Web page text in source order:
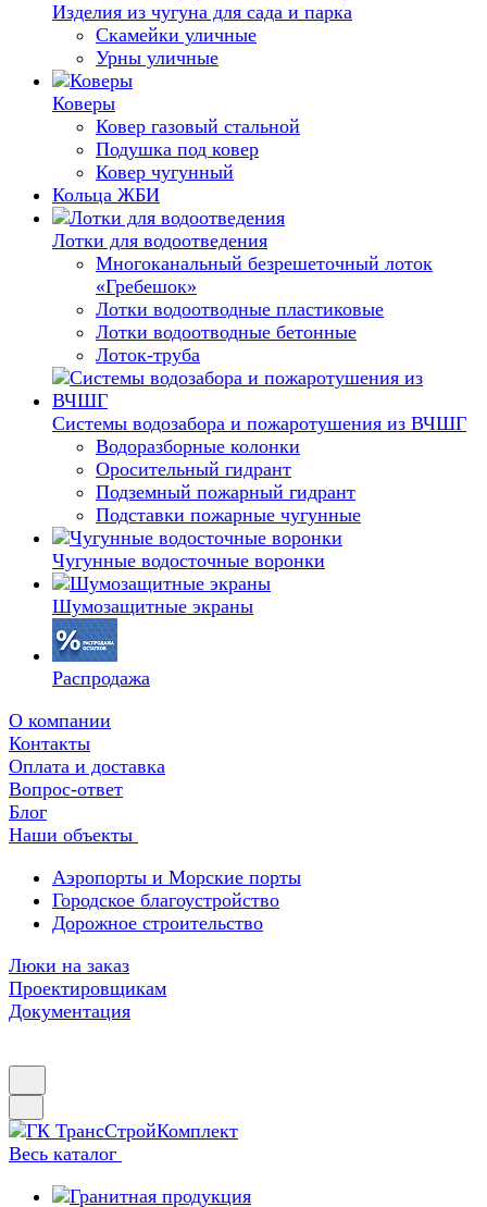
Изделия из чугуна для сада и парка
Скамейки уличные
Урны уличные
Коверы
Ковер газовый стальной
Подушка под ковер
Ковер чугунный
Кольца ЖБИ
Лотки для водоотведения
Многоканальный безрешеточный лоток
«Гребешок»
Лотки водоотводные пластиковые
Лотки водоотводные бетонные
Лоток-труба
Системы водозабора и пожаротушения из ВЧШГ
Водоразборные колонки
Оросительный гидрант
Подземный пожарный гидрант
Подставки пожарные чугунные
Чугунные водосточные воронки
Шумозащитные экраны
Распродажа
О компании
Контакты
Оплата и доставка
Вопрос-ответ
Блог
Наши объекты
Аэропорты и Морские порты
Городское благоустройство
Дорожное строительство
Люки на заказ
Проектировщикам
Документация
Весь каталог